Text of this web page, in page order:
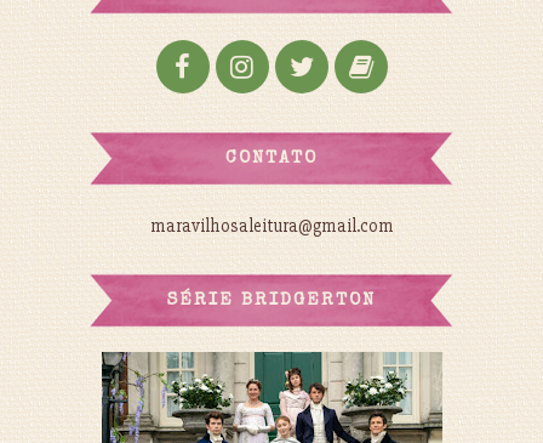
CONTATO
maravilhosaleitura@gmail.com
SÉRIE BRIDGERTON